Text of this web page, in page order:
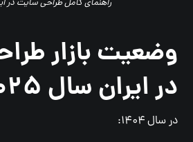
راهنمای کامل طراحی سایت در ایران
وضعیت بازار
در ایران سال ۲۰۲۵
در سال ۱۴۰۴: